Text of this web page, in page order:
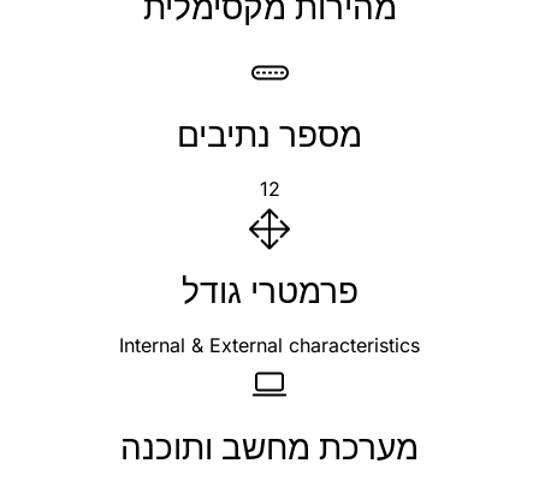
מספר נתיבים
12
פרמטרי גודל
Internal & External characteristics
מערכת מחשב ותוכנה